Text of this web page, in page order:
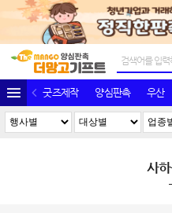
굿즈제작 양심판촉 우산
사